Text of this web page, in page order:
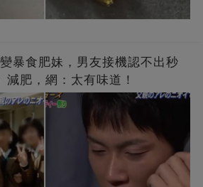
暴食肥妹，男友接機認不出秒
肥，網：太有味道！